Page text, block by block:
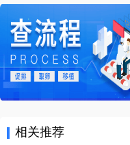
相关推荐